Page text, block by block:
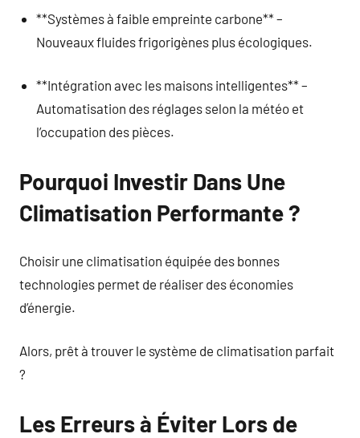
**Systèmes à faible empreinte carbone** –
Nouveaux fluides frigorigènes plus écologiques.
**Intégration avec les maisons intelligentes** –
Automatisation des réglages selon la météo et
l’occupation des pièces.
Pourquoi Investir Dans Une
Climatisation Performante ?
Choisir une climatisation équipée des bonnes
technologies permet de réaliser des économies
d’énergie.
Alors, prêt à trouver le système de climatisation parfait
?
Les Erreurs à Éviter Lors de